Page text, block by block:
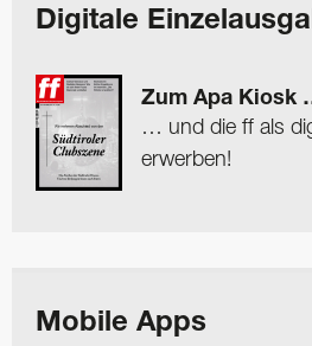
Digitale
Zum Apa Kiosk
… und die ff als
erwerben!
Mobile Apps